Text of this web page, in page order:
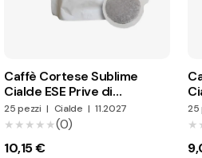
Caffè Cortese Sublime
Cialde ESE Prive di
Imballaggio Individuale
25 pezzi | Cialde | 11.2027
★★★★★
★★★★★(0)
10,15 €
25